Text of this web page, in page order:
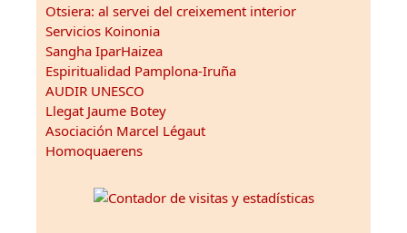
Otsiera: al servei del creixement interior
Servicios Koinonia
Sangha IparHaizea
Espiritualidad Pamplona-Iruña
AUDIR UNESCO
Llegat Jaume Botey
Asociación Marcel Légaut
Homoquaerens